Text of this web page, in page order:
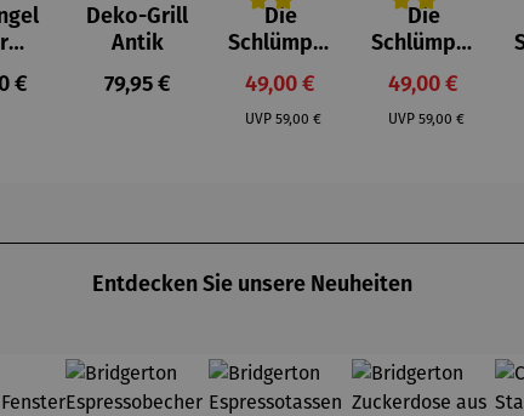
-
Preis:
€
Deko-Grill
Antik
Regulärer Preis:
79,95 €
Durchschnittliche Bewertung von
Die
Schlümpfe
aus
Kunststei
n | Farmi
Verkaufspreis:
49,00 €
UVP Regulärer Preis:
59,00 €
Durchschnittliche
Die
Schlümpfe
aus
Kunststei
n | Papa
Verkaufspreis:
49,00 €
UVP Regulärer Preis:
59,00 €
Entdecken Sie unsere Neuheiten